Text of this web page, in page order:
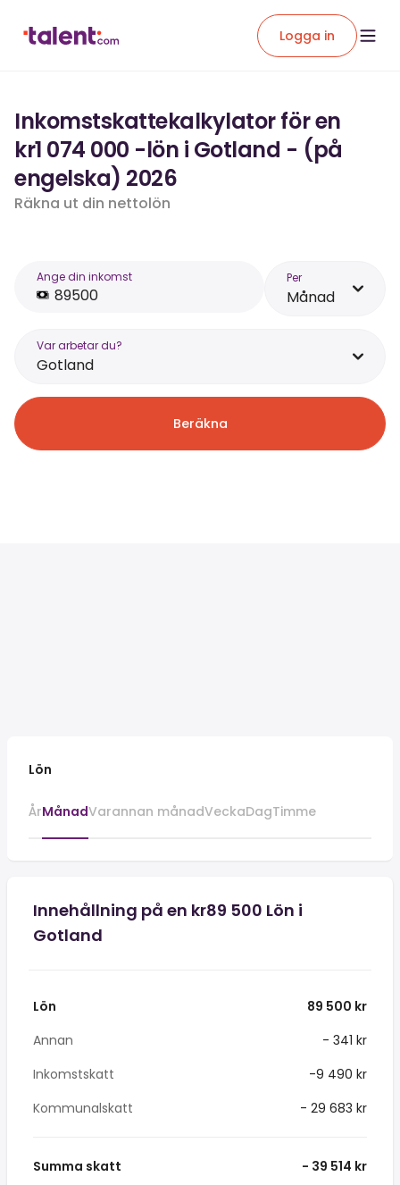
Logga in
Inkomstskattekalkylator för en
kr1 074 000 -lön i Gotland - (på
engelska) 2026
Räkna ut din nettolön
Ange din inkomst Per
Månad
Var arbetar du?
Gotland
Beräkna
Lön
ÅrMånadVarannan månadVeckaDagTimme
Innehållning på en kr89 500 Lön i
Gotland
Lön
89 500 kr
Annan
- 341 kr
Inkomstskatt
-9 490 kr
Kommunalskatt
- 29 683 kr
Summa skatt - 39 514 kr